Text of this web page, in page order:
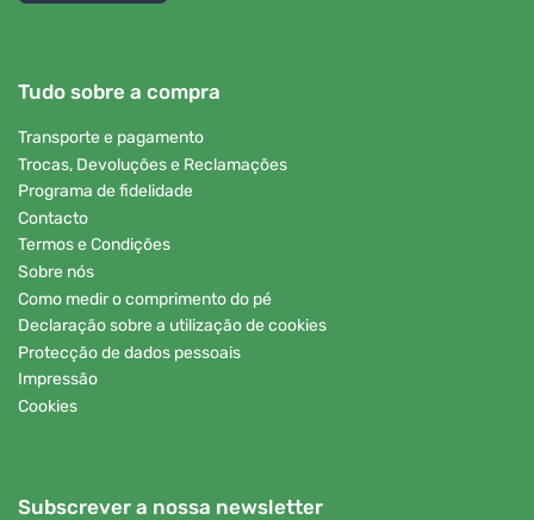
Tudo sobre a compra
Transporte e pagamento
Trocas, Devoluções e Reclamações
Programa de fidelidade
Contacto
Termos e Condições
Sobre nós
Como medir o comprimento do pé
Declaração sobre a utilização de cookies
Protecção de dados pessoais
Impressão
Cookies
Subscrever a nossa newsletter